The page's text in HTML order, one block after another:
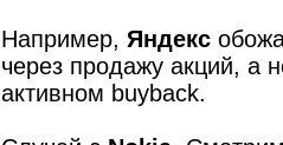
Например, Яндекс
через продажу акций, а
активном buyback.